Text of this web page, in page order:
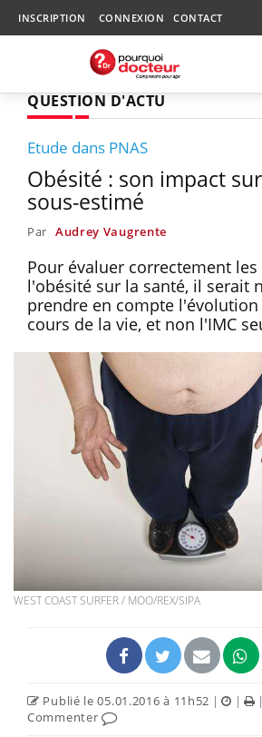
INSCRIPTION CONNEXION CONTACT
QUESTION D'ACTU
Etude dans PNAS
Obésité : son impact
sous-estimé
Par Audrey Vaugrente
Pour évaluer correctement
l'obésité sur la santé, il serait
prendre en compte
cours de la vie, et non l'IMC
WEST COAST SURFER / MOO/REX/SIPA
Publié le 05.01.2016 à 11h52 | |
Commenter